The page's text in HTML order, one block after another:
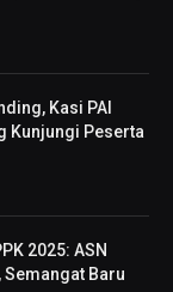
Kasi PAI
Kunjungi Peserta
2025: ASN
Semangat Baru